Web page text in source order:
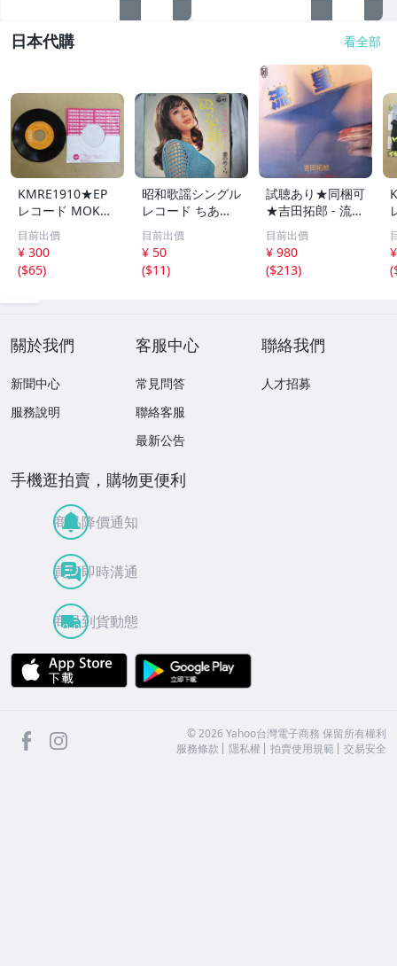
日本代購 看全部
KMRE1910★EP
レコード MOKO
教材用 99のうた
RVS‐1600 送料18
0円
目前出價
¥ 300
($65)
昭和歌謡シングル
レコード ちあき
なおみ / 四つのお
願い 恋のめく
ら
目前出價
¥ 50
($11)
試聴あり★同梱可
★吉田拓郎 - 流星
[7”]
目前出價
¥ 980
($213)
(
關於我們
新聞中心
服務說明
客服中心
常見問答
聯絡客服
最新公告
聯絡我們
人才招募
手機逛拍賣，購物更便利
商品降價通知
買賣即時溝通
商品到貨動態
APP Store
facebook ©2026 Yahoo台灣電子商務 保留所有權利
服務條款
隱私權 拍賣使用規範 交易安全